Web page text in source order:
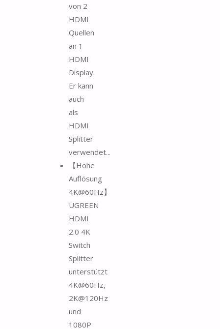
von 2
HDMI
Quellen
an 1
HDMI
Display.
Er kann
auch
als
HDMI
Splitter
verwendet...
【Hohe
Auflösung
4K@60Hz】
UGREEN
HDMI
2.0 4K
Switch
Splitter
unterstützt
4K@60Hz,
2K@120Hz
und
1080P